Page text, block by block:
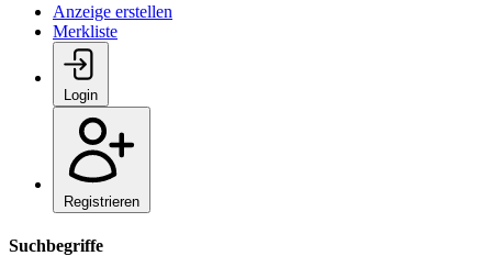
Anzeige erstellen
Merkliste
Login
Registrieren
Suchbegriffe